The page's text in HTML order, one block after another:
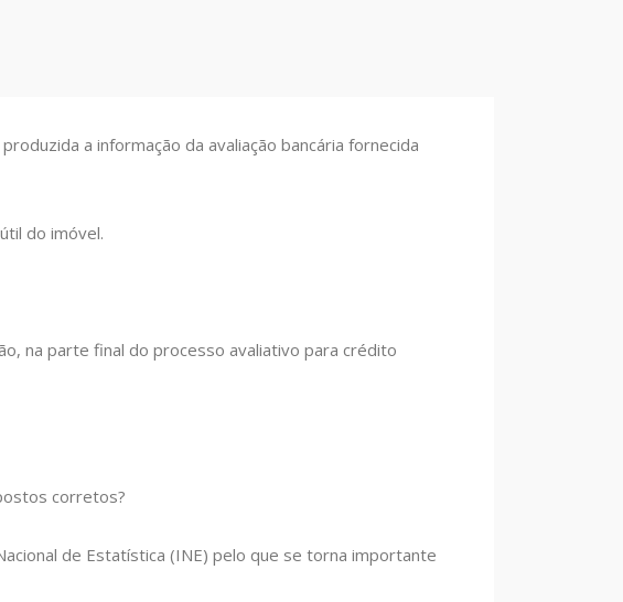
a informação da avaliação bancária fornecida
do imóvel.
na parte final do processo avaliativo para crédito
corretos?
de Estatística (INE) pelo que se torna importante